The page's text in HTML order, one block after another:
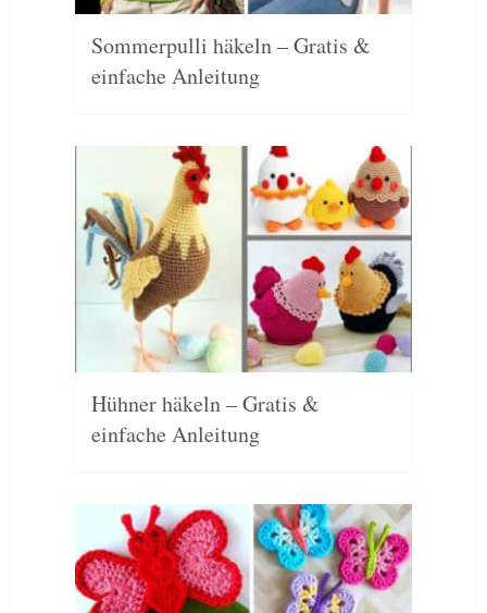
Sommerpulli häkeln – Gratis &
einfache Anleitung
Hühner häkeln – Gratis &
einfache Anleitung